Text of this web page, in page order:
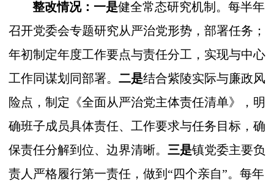
整改情况：一是健全常态研究机制。每半年
召开党委会专题研究从严治党形势，部署任务；
年初制定年度工作要点与责任分工，实现与中心
工作同谋划同部署。 二是结合紫陵实际与廉政风
险点，制定《全面从严治党主体责任清单》，明
确班子成员具体责任、工作要求与任务目标，确
保责任分解到位、边界清晰。 三是镇党委主要负
责人严格履行第一责任，做到“四个亲自”。每年